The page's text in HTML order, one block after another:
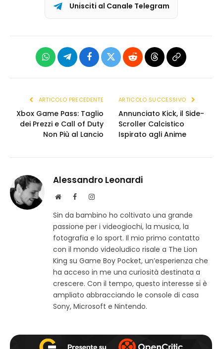
Unisciti al Canale Telegram
WhatsAppTelegramFacebook
X
RedditThreadsCopia
ARTICOLO PRECEDENTE
Xbox Game Pass: Taglio
dei Prezzi e Call of Duty
Non Più al Lancio
ARTICOLO SUCCESSIVO
Annunciato Kick, il Side-
Scroller Calcistico
Ispirato agli Anime
Alessandro Leonardi
S
t
o
w
F
c
e
b
k
I
s
t
a
a
m
Sin da bambino ho coltivato una grande
passione per i videogiochi, la musica, la
fotografia e lo sport. Il mio primo contatto
con il mondo videoludico risale a The Lion
King su Game Boy Pocket, un’esperienza che
ha acceso in me una curiosità destinata a
crescere. Con il tempo, questo interesse si è
ampliato abbracciando le console di casa
Sony, Microsoft e Nintendo.